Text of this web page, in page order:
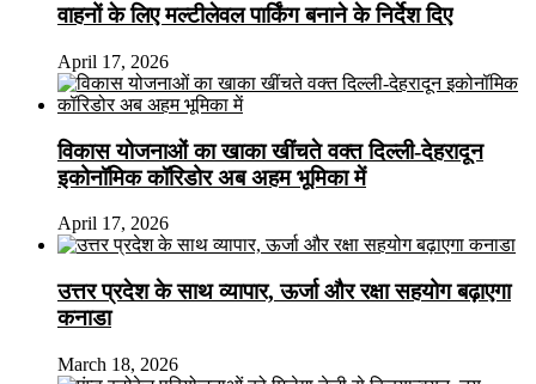
वाहनों के लिए मल्टीलेवल पार्किंग बनाने के निर्देश दिए
April 17, 2026
विकास योजनाओं का खाका खींचते वक्त दिल्ली-देहरादून
इकोनॉमिक कॉरिडोर अब अहम भूमिका में
April 17, 2026
उत्तर प्रदेश के साथ व्यापार, ऊर्जा और रक्षा सहयोग बढ़ाएगा
कनाडा
March 18, 2026